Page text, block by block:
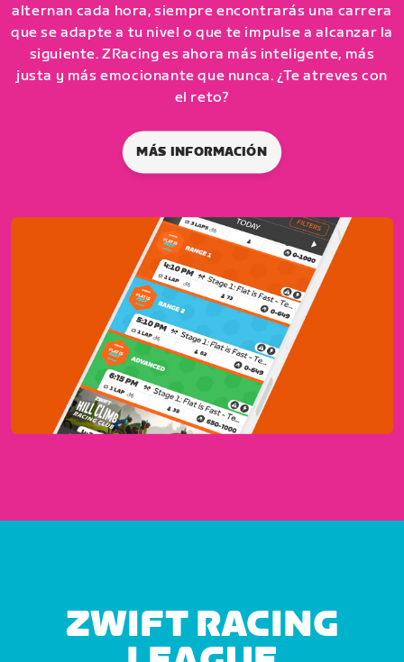
alternan cada hora, siempre encontrarás una carrera
que se adapte a tu nivel o que te impulse a alcanzar la
siguiente. ZRacing es ahora más inteligente, más
justa y más emocionante que nunca. ¿Te atreves con
el reto?
MÁS INFORMACIÓN
ZWIFT RACING